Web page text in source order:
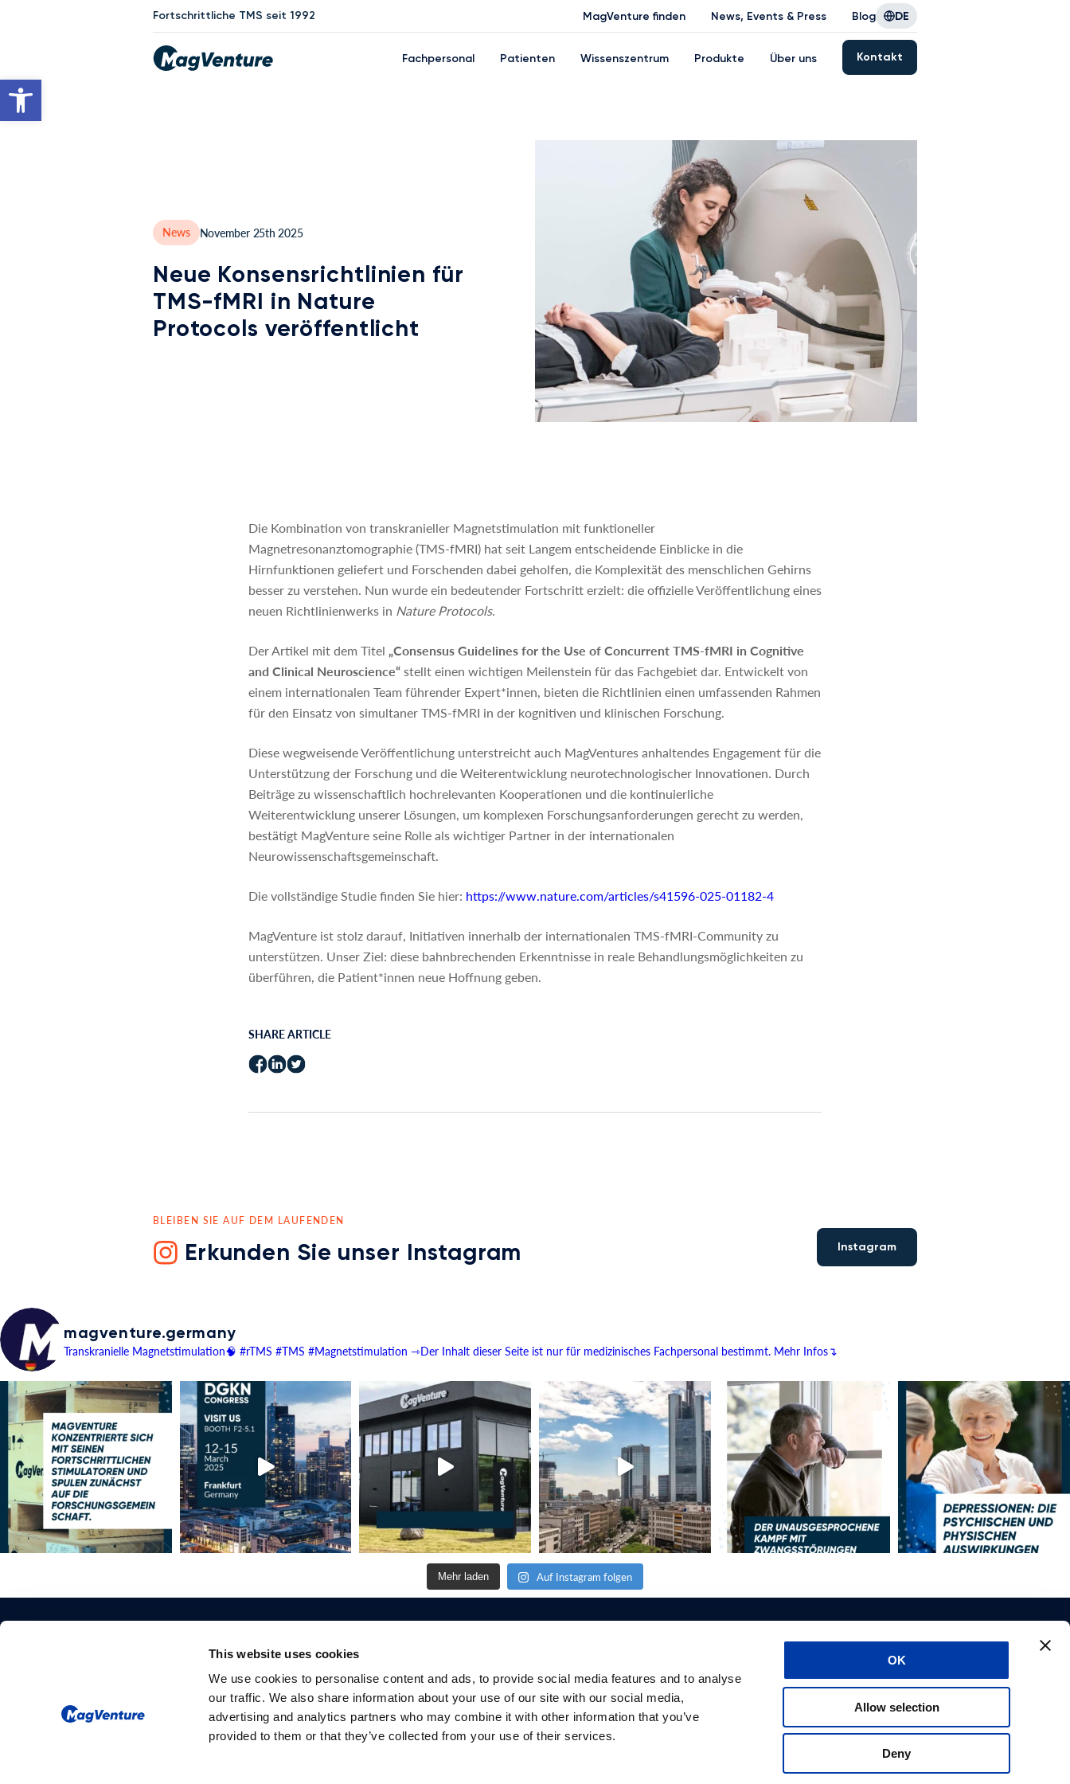
Werkzeugleiste öffnen
This website uses cookies
We use cookies to personalise content and ads, to provide social media features and to analyse
our traffic. We also share information about your use of our site with our social media,
advertising and analytics partners who may combine it with other information that you’ve
provided to them or that they’ve collected from your use of their services.
OK
Allow selection
Deny
Fortschrittliche TMS seit 1992 MagVenture finden News, Events & Press Blog DE
Fachpersonal Patienten Wissenszentrum Produkte Über uns Kontakt
News November 25th 2025
Neue Konsensrichtlinien für
TMS-fMRI in Nature
Protocols veröffentlicht
Die Kombination von transkranieller Magnetstimulation mit funktioneller
Magnetresonanztomographie (TMS-fMRI) hat seit Langem entscheidende Einblicke in die
Hirnfunktionen geliefert und Forschenden dabei geholfen, die Komplexität des menschlichen Gehirns
besser zu verstehen. Nun wurde ein bedeutender Fortschritt erzielt: die offizielle Veröffentlichung eines
neuen Richtlinienwerks in Nature Protocols.
Der Artikel mit dem Titel „Consensus Guidelines for the Use of Concurrent TMS-fMRI in Cognitive
and Clinical Neuroscience“stellt einen wichtigen Meilenstein für das Fachgebiet dar. Entwickelt von
einem internationalen Team führender Expert*innen, bieten die Richtlinien einen umfassenden Rahmen
für den Einsatz von simultaner TMS-fMRI in der kognitiven und klinischen Forschung.
Diese wegweisende Veröffentlichung unterstreicht auch MagVentures anhaltendes Engagement für die
Unterstützung der Forschung und die Weiterentwicklung neurotechnologischer Innovationen. Durch
Beiträge zu wissenschaftlich hochrelevanten Kooperationen und die kontinuierliche
Weiterentwicklung unserer Lösungen, um komplexen Forschungsanforderungen gerecht zu werden,
bestätigt MagVenture seine Rolle als wichtiger Partner in der internationalen
Neurowissenschaftsgemeinschaft.
Die vollständige Studie finden Sie hier: https://www.nature.com/articles/s41596-025-01182-4
MagVenture ist stolz darauf, Initiativen innerhalb der internationalen TMS-fMRI-Community zu
unterstützen. Unser Ziel: diese bahnbrechenden Erkenntnisse in reale Behandlungsmöglichkeiten zu
überführen, die Patient*innen neue Hoffnung geben.
SHARE ARTICLE
BLEIBEN SIE AUF DEM LAUFENDEN
Erkunden Sie unser Instagram Instagram
magventure.germany
Transkranielle Magnetstimulation🧠 #rTMS #TMS #Magnetstimulation ⇾Der Inhalt dieser Seite ist nur für medizinisches Fachpersonal bestimmt. Mehr Infos↴
Mehr laden Auf Instagram folgen
Please give us your consent so we
Fachpersonal
Warum TMS
Patienten
Was ist TMS
Depressionen
Wissenszentrum
Studien
Produkte
Karriere
Datenschutzerklärung